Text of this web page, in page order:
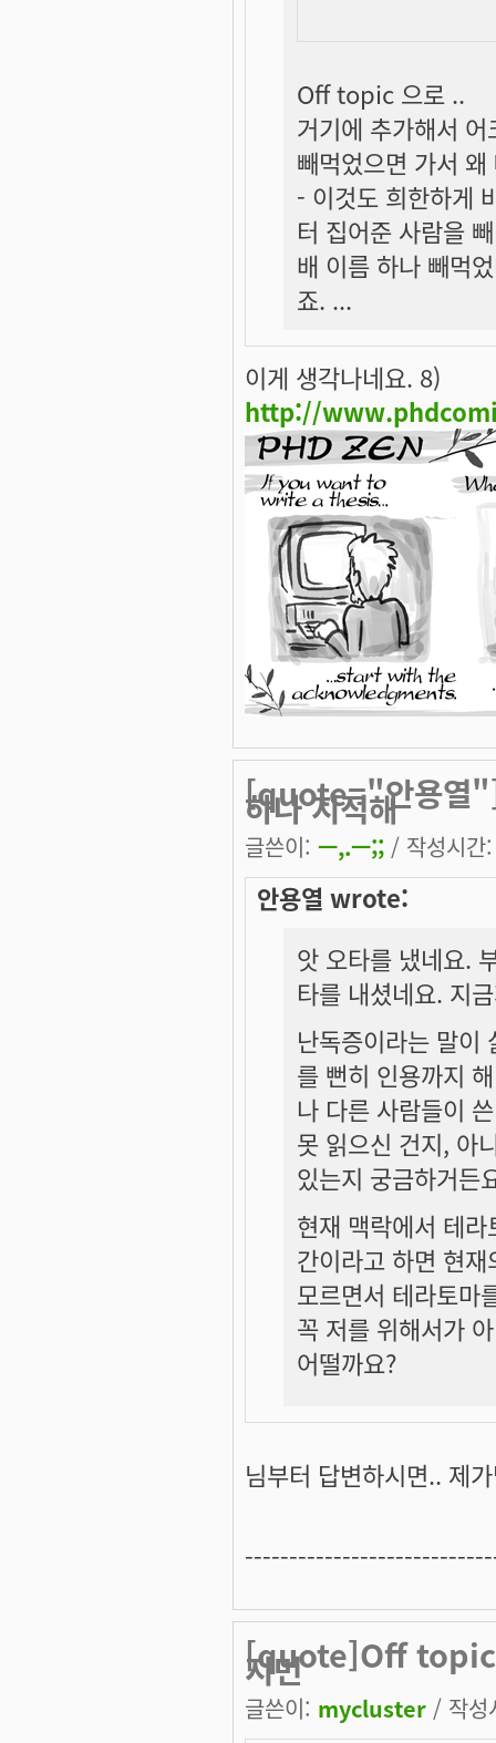
Off topic 으로 ..
거기에 추가해서
빼먹었으면 가서
- 이것도 희한하게
터 집어준 사람을
배 이름 하나 빼먹
죠. ...
이게 생각나네요. 8)
http://
[quote="안용열"]
하나 지적해
글쓴이: ㅡ,.ㅡ;; / 작성시
안용열 wrote:
앗 오타를 냈네요.
타를 내셨네요. 지
난독증이라는 말이
를 뻔히 인용까지
나 다른 사람들이
못 읽으신 건지, 아
있는지 궁금하거든
현재 맥락에서 테
간이라고 하면 현
모르면서 테라토마
꼭 저를 위해서가
어떨까요?
님부터 답변하시면.. 제
[quote]Off topic
지먼
글쓴이: mycluster / 작